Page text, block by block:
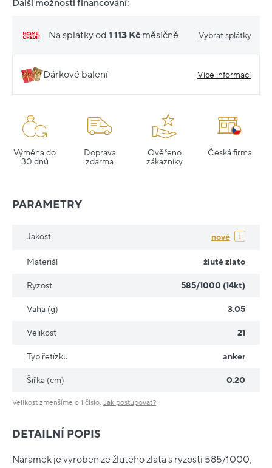
Další možnosti financování:
Na splátky od 1 113 Kč měsíčně Vybrat splátky
Dárkové balení Více informací
Výměna do
30 dnů
Doprava
zdarma
Ověřeno
zákazníky
Česká firma
DETAILNÍ POPIS
Náramek je vyroben ze žlutého zlata s ryzostí 585/1000,
PARAMETRY
Jakost nové
Materiál žluté zlato
Ryzost 585/1000 (14kt)
Vaha (g) 3.05
Velikost 21
Typ řetízku anker
Šířka (cm) 0.20
Velikost zmenšíme o 1 číslo. Jak postupovat?